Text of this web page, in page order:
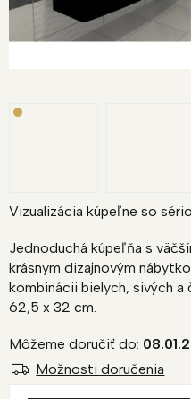
Môžeme doručiť do:
Možnosti doručenia
Vizualizácia kúpeľne so
Jednoduchá kúpeľňa s
krásnym dizajnovým
kombinácii bielych, sivých a
62,5 x 32 cm.